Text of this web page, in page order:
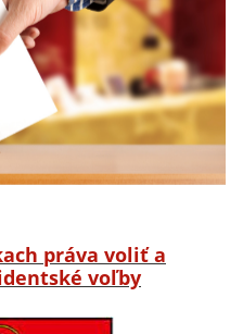
práva voliť a
voľby